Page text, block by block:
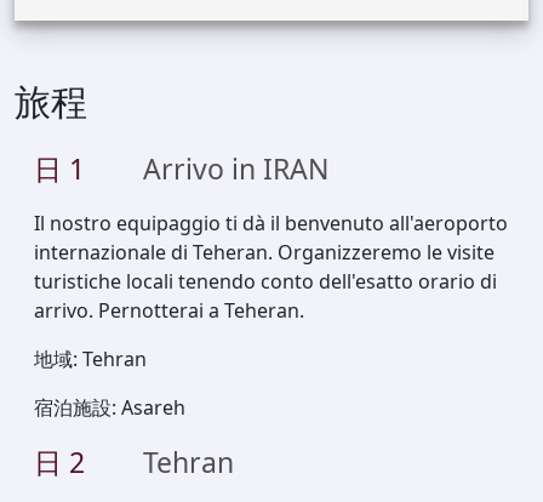
旅程
日 1 Arrivo in IRAN
Il nostro equipaggio ti dà il benvenuto all'aeroporto
internazionale di Teheran. Organizzeremo le visite
turistiche locali tenendo conto dell'esatto orario di
arrivo. Pernotterai a Teheran.
地域: Tehran
宿泊施設: Asareh
日 2 Tehran